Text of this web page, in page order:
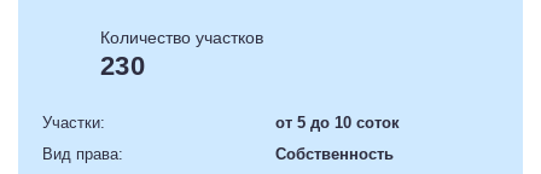
Количество участков
230
Участки:
от 5 до 10 соток
Вид права:
Собственность